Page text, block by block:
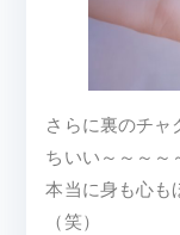
さらに裏のチ
ちいい～～～～
本当に身も心も
（笑）